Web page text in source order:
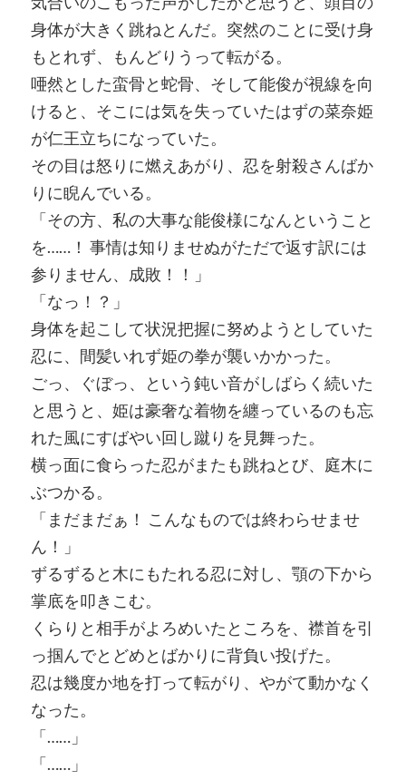
身体が大きく跳ねとんだ。突然のことに受け身
もとれず、もんどりうって転がる。
唖然とした蛮骨と蛇骨、そして能俊が視線を向
けると、そこには気を失っていたはずの菜奈姫
が仁王立ちになっていた。
その目は怒りに燃えあがり、忍を射殺さんばか
りに睨んでいる。
「その方、私の大事な能俊様になんということ
を……！ 事情は知りませぬがただで返す訳には
参りません、成敗！！」
「なっ！？」
身体を起こして状況把握に努めようとしていた
忍に、間髪いれず姫の拳が襲いかかった。
ごっ、ぐぼっ、という鈍い音がしばらく続いた
と思うと、姫は豪奢な着物を纏っているのも忘
れた風にすばやい回し蹴りを見舞った。
横っ面に食らった忍がまたも跳ねとび、庭木に
ぶつかる。
「まだまだぁ！ こんなものでは終わらせませ
ん！」
ずるずると木にもたれる忍に対し、顎の下から
掌底を叩きこむ。
くらりと相手がよろめいたところを、襟首を引
っ掴んでとどめとばかりに背負い投げた。
忍は幾度か地を打って転がり、やがて動かなく
なった。
「……」
「……」